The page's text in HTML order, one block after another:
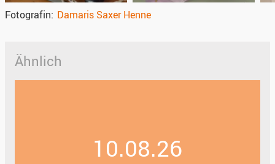
Fotografin Damaris Saxer Henne
Ähnlich
10.08.26